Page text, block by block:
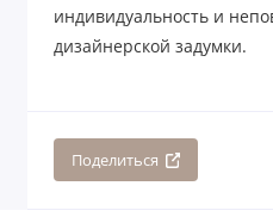
индивидуальность и
дизайнерской задумки.
Поделиться